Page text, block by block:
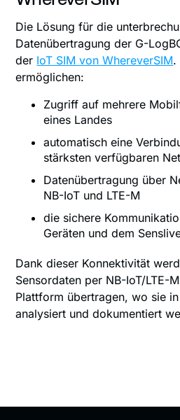
Die Lösung für die
Datenübertragung der G-
der IoT SIM von WhereverSIM.
ermöglichen:
Zugriff auf mehrere
eines Landes
automatisch eine
stärksten verfügbaren
Datenübertragung über
NB-IoT und LTE-M
die sichere
Geräten und dem
Dank dieser Konnektivität
Sensordaten per NB-IoT/LTE-
Plattform übertragen, wo sie
analysiert und dokumentiert